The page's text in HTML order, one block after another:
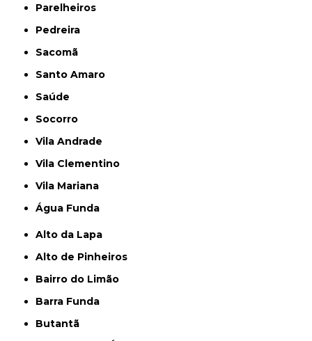
Parelheiros
Pedreira
Sacomã
Santo Amaro
Saúde
Socorro
Vila Andrade
Vila Clementino
Vila Mariana
Água Funda
Alto da Lapa
Alto de Pinheiros
Bairro do Limão
Barra Funda
Butantã